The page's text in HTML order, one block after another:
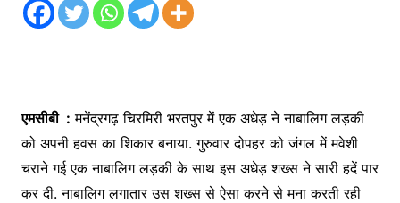
एमसीबी : मनेंद्रगढ़ चिरमिरी भरतपुर में एक अधेड़ ने नाबालिग लड़की
को अपनी हवस का शिकार बनाया. गुरुवार दोपहर को जंगल में मवेशी
चराने गई एक नाबालिग लड़की के साथ इस अधेड़ शख्स ने सारी हदें पार
कर दी. नाबालिग लगातार उस शख्स से ऐसा करने से मना करती रही